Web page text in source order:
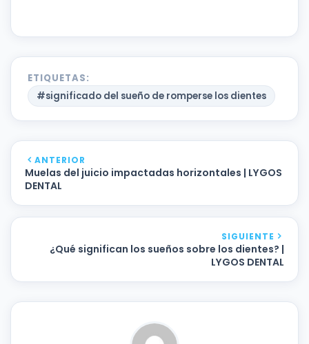
ETIQUETAS:
#significado del sueño de romperse los dientes
ANTERIOR
Muelas del juicio impactadas horizontales | LYGOS
DENTAL
SIGUIENTE
¿Qué significan los sueños sobre los dientes? |
LYGOS DENTAL